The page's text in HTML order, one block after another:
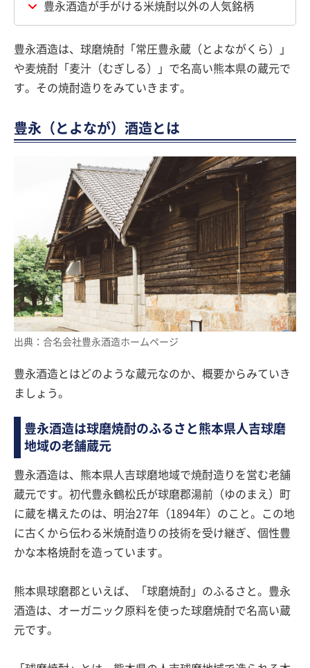
豊永酒造が手がける米焼酎以外の人気銘柄
豊永酒造は、球磨焼酎「常圧豊永蔵（とよながくら）」
や麦焼酎「麦汁（むぎしる）」で名高い熊本県の蔵元で
す。その焼酎造りをみていきます。
豊永（とよなが）酒造とは
出典：合名会社豊永酒造ホームページ
豊永酒造とはどのような蔵元なのか、概要からみていき
ましょう。
豊永酒造は球磨焼酎のふるさと熊本県人吉球磨
地域の老舗蔵元
豊永酒造は、熊本県人吉球磨地域で焼酎造りを営む老舗
蔵元です。初代豊永鶴松氏が球磨郡湯前（ゆのまえ）町
に蔵を構えたのは、明治27年（1894年）のこと。この地
に古くから伝わる米焼酎造りの技術を受け継ぎ、個性豊
かな本格焼酎を造っています。
熊本県球磨郡といえば、「球磨焼酎」のふるさと。豊永
酒造は、オーガニック原料を使った球磨焼酎で名高い蔵
元です。